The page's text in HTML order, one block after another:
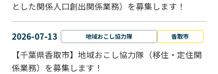
とした関係人口創出関係業務）を募集します！
2026-07-13 地域おこし協力隊 香取市
【千葉県香取市】地域おこし協力隊（移住・定住関
係業務）を募集します！